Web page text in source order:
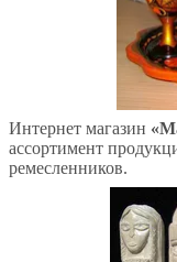
Интернет магазин
ассортимент
ремесленников.